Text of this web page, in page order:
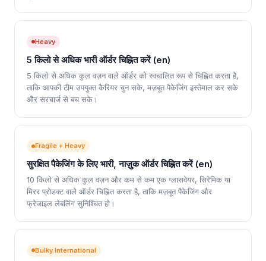
Heavy
5 किलो से अधिक भारी ऑर्डर चिह्नित करें (en)
5 किलो से अधिक कुल वज़न वाले ऑर्डर को स्वचालित रूप से चिह्नित करता है,
ताकि आपकी टीम उपयुक्त कैरियर चुन सके, मज़बूत पैकेजिंग इस्तेमाल कर सके
और सरचार्ज से बच सके।
Fragile + Heavy
सुरक्षित पैकेजिंग के लिए भारी, नाज़ुक ऑर्डर चिह्नित करें (en)
10 किलो से अधिक कुल वज़न और कम से कम एक ग्लासवेयर, सिरेमिक या
मिरर प्रोडक्ट वाले ऑर्डर चिह्नित करता है, ताकि मज़बूत पैकेजिंग और
फ्रेजाइल लेबलिंग सुनिश्चित हो।
Bulky International